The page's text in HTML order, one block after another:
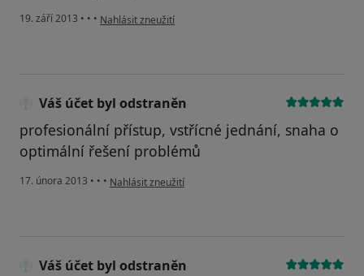
19. září 2013 • • • podle názoru uživatele Váš účet byl odstraněn
Nahlásit zneužití
Váš účet byl odstraněn
profesionální přístup, vstřícné jednání, snaha o
optimální řešení problémů
17. února 2013 • • • podle názoru uživatele Váš účet byl odstraněn
Nahlásit zneužití
Váš účet byl odstraněn